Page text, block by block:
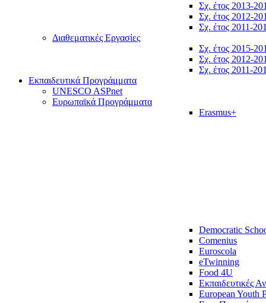
Σχ. έτος 2013-
Σχ. έτος 2012-
Σχ. έτος 2011-
Διαθεματικές Εργασίες
Σχ. έτος 2015-
Σχ. έτος 2012-
Σχ. έτος 2011-
Εκπαιδευτικά Προγράμματα
UNESCO ASPnet
Ευρωπαϊκά Προγράμματα
Erasmus+
Democratic
Comenius
Euroscola
eTwinning
Food 4U
Εκπαιδευτικές
European Youth